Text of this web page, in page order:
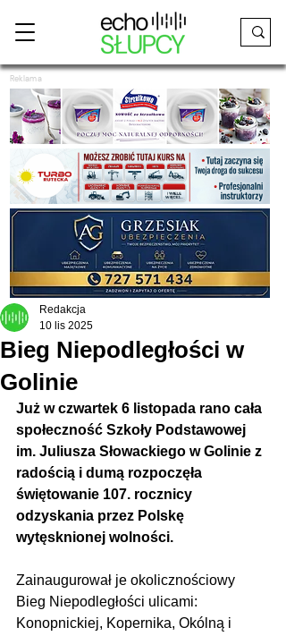
Reklama
Bieg Niepodległości w
Golinie
Redakcja
10 lis 2025
Już w czwartek 6 listopada rano cała
społeczność Szkoły Podstawowej
im. Juliusza Słowackiego w Golinie z
radością i dumą rozpoczęła
świętowanie 107. rocznicy
odzyskania przez Polskę
wytęsknionej wolności.
Zainaugurował je okolicznościowy
Bieg Niepodległości ulicami:
Konopnickiej, Kopernika, Okólną i